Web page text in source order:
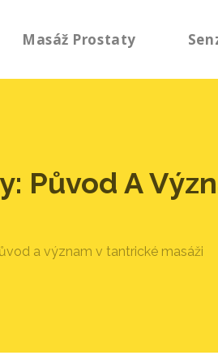
Masáž Prostaty
Původ A
a význam v tantrické masáži